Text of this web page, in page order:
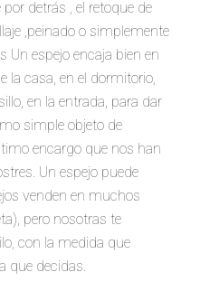
detrás , el retoque de
,peinado o simplemente
espejo encaja bien en
la casa, en el dormitorio,
en la entrada, para dar
simple objeto de
encargo que nos han
Un espejo puede
venden en muchos
pero nosotras te
con la medida que
que decidas.